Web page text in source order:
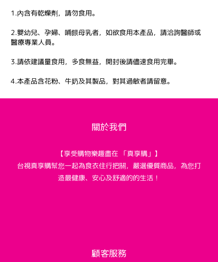
1.內含有乾燥劑，請勿食用。
2.嬰幼兒、孕婦、哺餵母乳者，如欲食用本產品，請洽詢醫師或
醫療專業人員。
3.請依建議量食用，多食無益，開封後請儘速食用完畢。
4.本產品含花粉、牛奶及其製品，對其過敏者請留意。
關於我們
【享受購物樂趣盡在 「真享購」】
台視真享購幫您一起為食衣住行把關，嚴選優質商品，為您打
造最健康、安心及舒適的的生活！
顧客服務